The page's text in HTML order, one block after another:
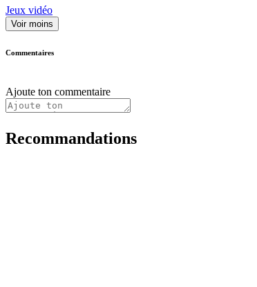
Jeux vidéo
Voir moins
Commentaires
Ajoute ton commentaire
Recommandations